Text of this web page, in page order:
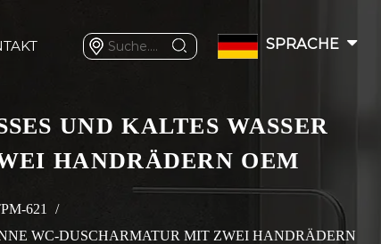
SPRACHE
UND KALTES WASSER V
HANDRÄDERN OEM
621
/
WC-DUSCHARMATUR MIT ZWEI HANDRÄDERN